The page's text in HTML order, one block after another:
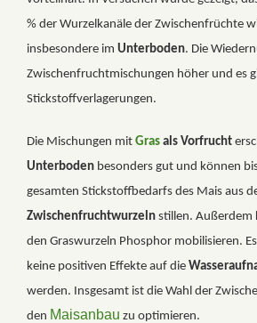
% der Wurzelkanäle der Zwischenfrüchte
insbesondere im Unterboden. Die
Zwischenfruchtmischungen höher und es
Stickstoffverlagerungen.
Die Mischungen mit Gras als Vorfrucht
Unterboden besonders gut und können
gesamten Stickstoffbedarfs des Mais aus
Zwischenfruchtwurzeln stillen. Außerdem
den Graswurzeln Phosphor mobilisieren.
keine positiven Effekte auf die
werden. Insgesamt ist die Wahl der
den Maisanbau zu optimieren.